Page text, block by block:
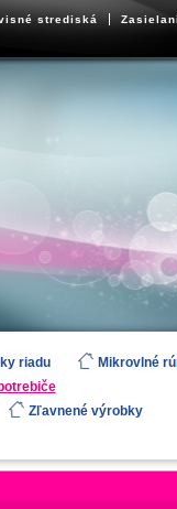
strediská
riadu
Mikrovlné
Zľavnené výrobky